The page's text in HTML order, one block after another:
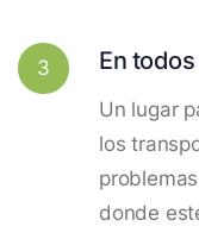
3 En
Un lugar
los
donde